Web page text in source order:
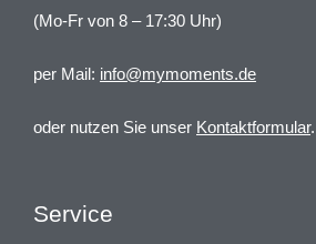
(Mo-Fr von 8 – 17:30 Uhr)
per Mail: info@mymoments.de
oder nutzen Sie unser Kontaktformular.
Service